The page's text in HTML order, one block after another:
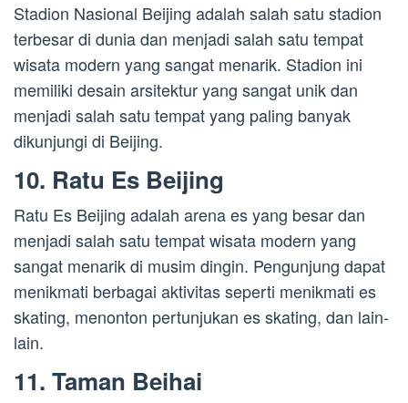
Stadion Nasional Beijing adalah salah satu stadion
terbesar di dunia dan menjadi salah satu tempat
wisata modern yang sangat menarik. Stadion ini
memiliki desain arsitektur yang sangat unik dan
menjadi salah satu tempat yang paling banyak
dikunjungi di Beijing.
10. Ratu Es Beijing
Ratu Es Beijing adalah arena es yang besar dan
menjadi salah satu tempat wisata modern yang
sangat menarik di musim dingin. Pengunjung dapat
menikmati berbagai aktivitas seperti menikmati es
skating, menonton pertunjukan es skating, dan lain-
lain.
11. Taman Beihai